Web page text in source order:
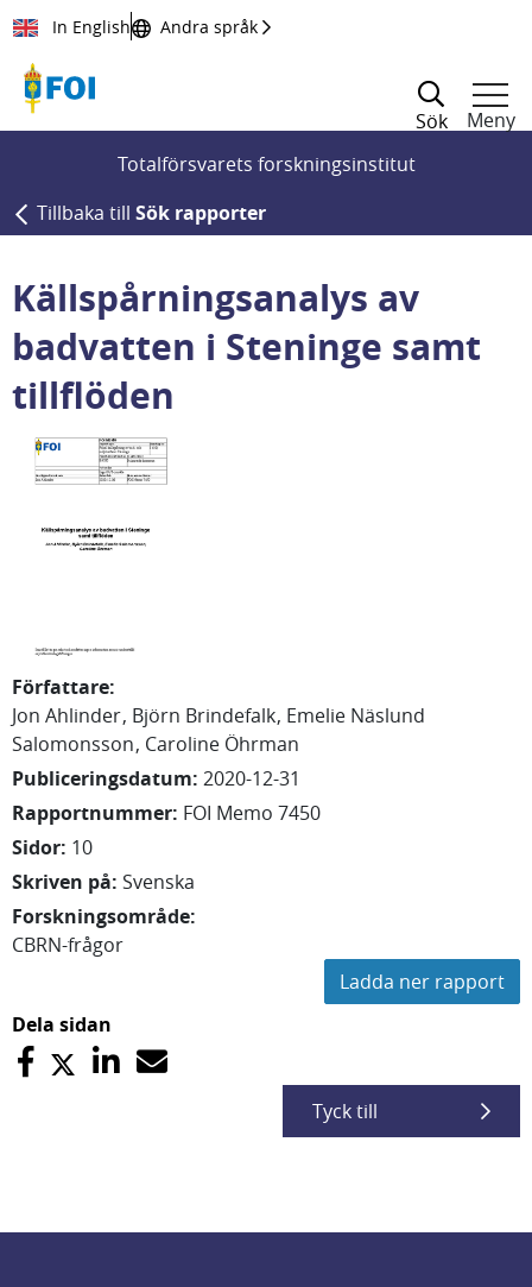
Till innehållet
In English Andra språk
Sök
Meny
Totalförsvarets forskningsinstitut
Tillbaka till Sök rapporter
Källspårningsanalys av
badvatten i Steninge samt
tillflöden
Författare:
Jon Ahlinder Björn Brindefalk Emelie Näslund
Salomonsson Caroline Öhrman
Publiceringsdatum: 2020-12-31
Rapportnummer: FOI Memo 7450
Sidor: 10
Skriven på: Svenska
Forskningsområde:
CBRN-frågor
Ladda ner rapport
Dela sidan
Tyck till